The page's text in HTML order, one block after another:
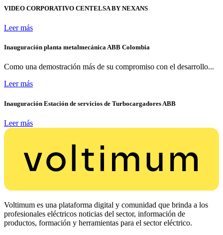
VIDEO CORPORATIVO CENTELSA BY NEXANS
Leer más
Inauguración planta metalmecánica ABB Colombia
Como una demostración más de su compromiso con el desarrollo...
Leer más
Inauguración Estación de servicios de Turbocargadores ABB
Leer más
Voltimum es una plataforma digital y comunidad que brinda a los
profesionales eléctricos noticias del sector, información de
productos, formación y herramientas para el sector eléctrico.